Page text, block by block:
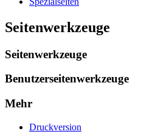
Seitenwerkzeuge
Seitenwerkzeuge
Benutzerseitenwerkzeuge
Mehr
Druckversion